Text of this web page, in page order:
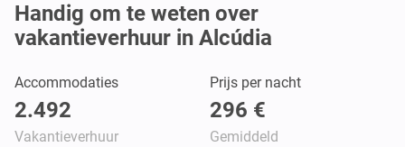
Handig om te weten over
vakantieverhuur in Alcúdia
Accommodaties
2.492
Vakantieverhuur
Prijs per nacht
296 €
Gemiddeld